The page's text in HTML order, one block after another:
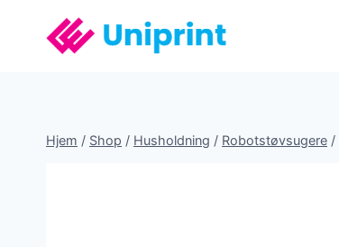
Hjem / Shop / Husholdning / Robotstøvsugere /